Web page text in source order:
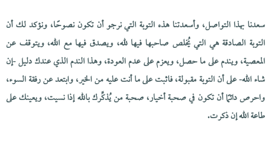
سعدنا بهذا التواصل، وأسعدتنا هذه التوبة التي نرجو أن تكون نصوحًا، ونؤكد لك أن
التوبة الصادقة هي التي يُخلص صاحبها فيها لله، ويصدق فيها مع الله، ويتوقف عن
المعصية، ويندم على ما حصل، ويعزم على عدم العودة، وهذا الندم الذي عندك دليل -إن
شاء الله- على أن التوبة مقبولة، فاثبت على ما أنت عليه من الخير، وابتعد عن رفقة السوء،
واحرص دائمًا أن تكون في صحبة أخيار، صحبة من يُذكِّرك بالله إذا نسيت، ويعينك على
طاعة الله إن ذكرت.